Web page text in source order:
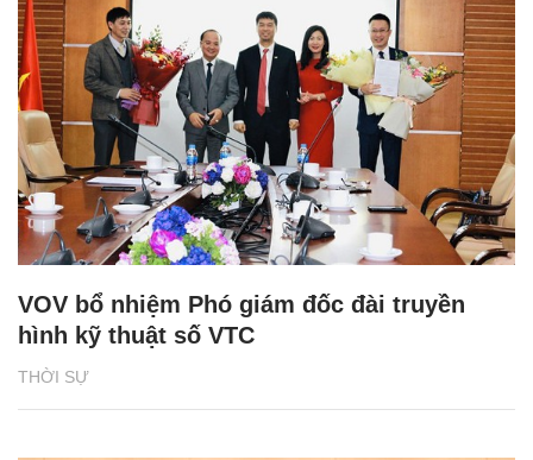
THỜI SỰ
VOV bổ nhiệm Phó giám đốc đài truyền
hình kỹ thuật số VTC